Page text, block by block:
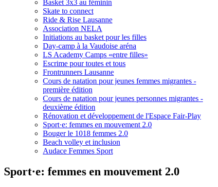
Basket 3x3 au féminin
Skate to connect
Ride & Rise Lausanne
Association NELA
Initiations au basket pour les filles
Day-camp à la Vaudoise aréna
LS Academy Camps «entre filles»
Escrime pour toutes et tous
Frontrunners Lausanne
Cours de natation pour jeunes femmes migrantes -
première édition
Cours de natation pour jeunes personnes migrantes -
deuxième édition
Rénovation et développement de l'Espace Fair-Play
Sport·e: femmes en mouvement 2.0
Bouger le 1018 femmes 2.0
Beach volley et inclusion
Audace Femmes Sport
Sport·e: femmes en mouvement 2.0